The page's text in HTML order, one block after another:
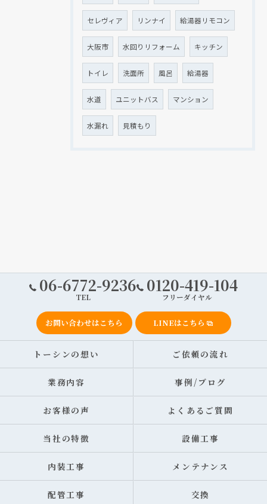
セレヴィア リンナイ 給湯器リモコン
大阪市 水回りリフォーム キッチン
トイレ 洗面所 風呂 給湯器
水道 ユニットバス マンション
水漏れ 見積もり
06-6772-9236
TEL
0120-419-104
フリーダイヤル
お問い合わせはこちら LINEはこちら
トーシンの想い ご依頼の流れ
業務内容 事例/ブログ
お客様の声 よくあるご質問
当社の特徴 設備工事
内装工事 メンテナンス
配管工事 交換